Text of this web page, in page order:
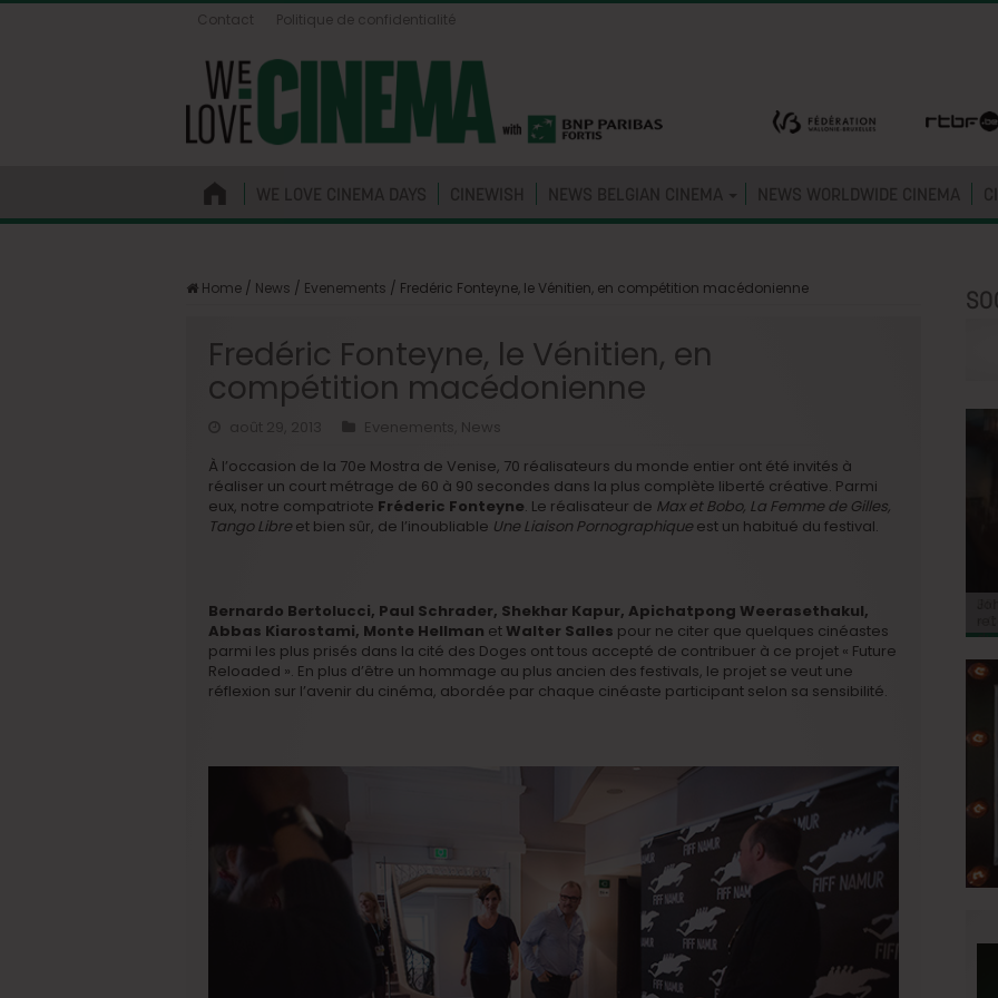
Contact Politique de confidentialité
WE LOVE CINEMA DAYS CINEWISH NEWS BELGIAN CINEMA NEWS WORLDWIDE CINEMA
Home / News / Evenements / Fredéric Fonteyne, le Vénitien, en compétition macédonienne
Fredéric Fonteyne, le Vénitien, en
compétition macédonienne
Evenements
News
À l’occasion de la 70e Mostra de Venise, 70 réalisateurs du monde entier ont été invités à
réaliser un court métrage de 60 à 90 secondes dans la plus complète liberté créative. Parmi
eux, notre compatriote Fréderic Fonteyne. Le réalisateur de Max et Bobo, La Femme de Gilles,
Tango Libre et bien sûr, de l’inoubliable Une Liaison Pornographique est un habitué du festival.
Bernardo Bertolucci, Paul Schrader, Shekhar Kapur, Apichatpong Weerasethakul,
Abbas Kiarostami, Monte Hellman et Walter Salles pour ne citer que quelques cinéastes
parmi les plus prisés dans la cité des Doges ont tous accepté de contribuer à ce projet « Future
Reloaded ». En plus d’être un hommage au plus ancien des festivals, le projet se veut une
réflexion sur l’avenir du cinéma, abordée par chaque cinéaste participant selon sa sensibilité.
du